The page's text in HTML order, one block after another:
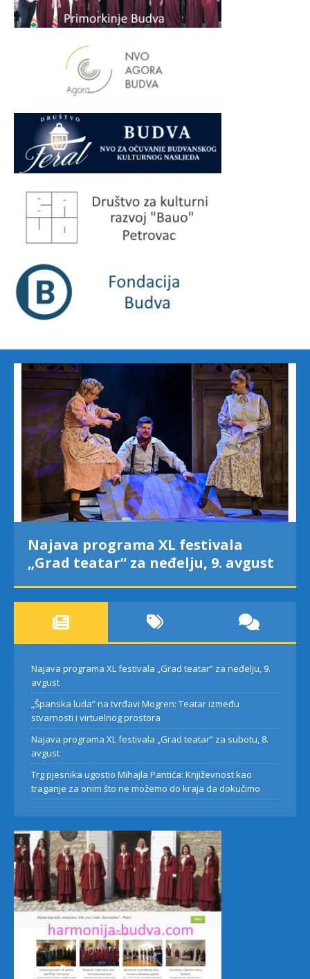
Najava programa XL festivala
„Grad teatar“ za neđelju, 9. avgust
Najava programa XL festivala „Grad teatar“ za neđelju, 9.
avgust
„Španska luda“ na tvrđavi Mogren: Teatar između
stvarnosti i virtuelnog prostora
Najava programa XL festivala „Grad teatar“ za subotu, 8.
avgust
Trg pjesnika ugostio Mihajla Pantića: Književnost kao
traganje za onim što ne možemo do kraja da dokučimo